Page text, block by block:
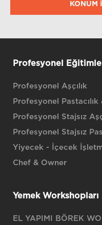
KONUM
Profesyonel
Profesyonel Aşçılık
Profesyonel
Profesyonel Stajsız
Profesyonel Stajsız
Yiyecek - İçecek
Chef & Owner
Yemek Workshopları
EL YAPIMI BÖREK